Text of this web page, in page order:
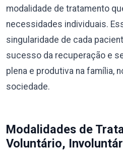
modalidade de tratamento
necessidades individuais.
singularidade de cada
sucesso da recuperação e
plena e produtiva na família,
sociedade.
Modalidades de
Voluntário,